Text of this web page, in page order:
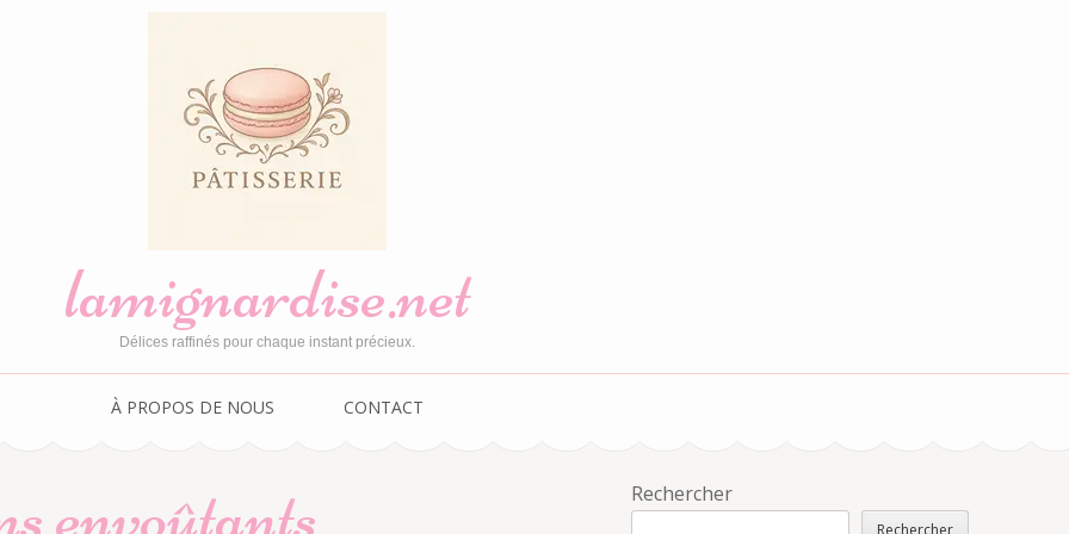
lamignardise.net
Délices raffinés pour chaque instant précieux.
À PROPOS DE NOUS CONTACT
envoûtants Rechercher